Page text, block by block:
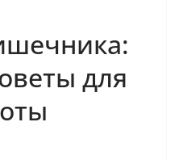
для